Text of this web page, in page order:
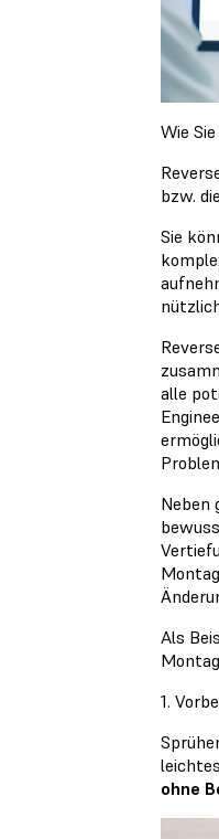
Wie
bzw.
Sie
alle
Neben
Als
1.
ohne